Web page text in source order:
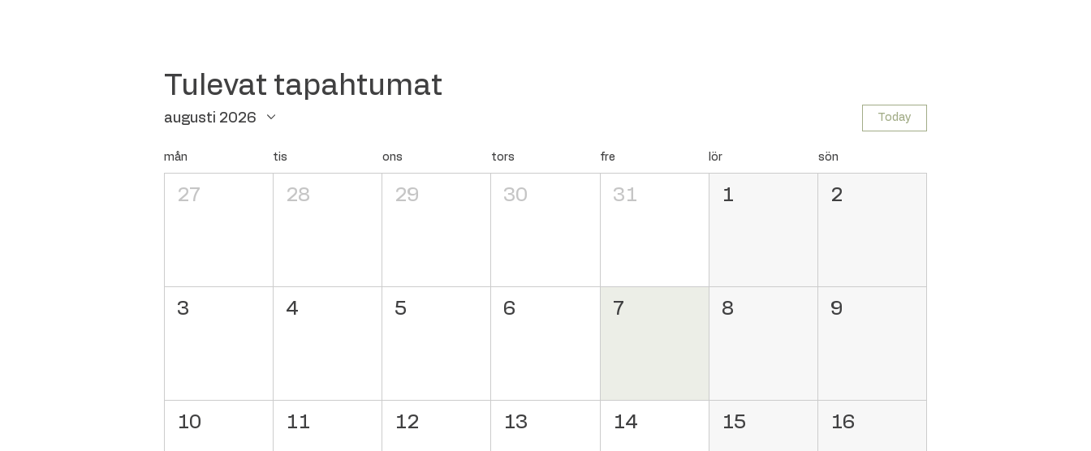
Tulevat tapahtumat
augusti 2026 Today
mån tis ons tors fre lör sön
27 28 29 30 31 1 2
3 4 5 6 7 8 9
10 11 12 13 14 15 16